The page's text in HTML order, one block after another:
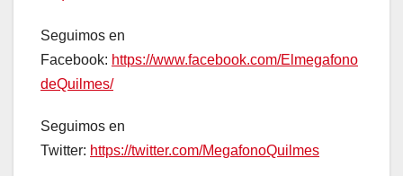
Seguimos en
Facebook: https://www.facebook.com/Elmegafono
deQuilmes/
Seguimos en
Twitter: https://twitter.com/MegafonoQuilmes